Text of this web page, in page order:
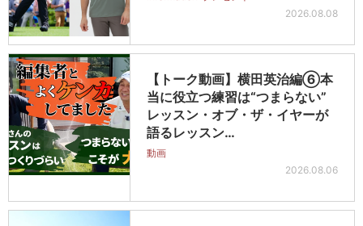
2026.08.08
【トーク動画】横田英治編⑥本
当に役立つ練習は“つまらない”
レッスン・オブ・ザ・イヤーが
語るレッスン…
動画
2026.08.06